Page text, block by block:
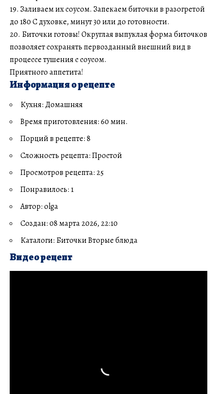
19. Заливаем их соусом. Запекаем биточки в разогретой
до 180 С духовке, минут 30 или до готовности.
20. Биточки готовы! Округлая выпуклая форма биточков
позволяет сохранять первозданный внешний вид в
процессе тушения с соусом.
Приятного аппетита!
Информация о рецепте
Кухня: Домашняя
Время приготовления: 60 мин.
Порций в рецепте: 8
Сложность рецепта: Простой
Просмотров рецепта: 25
Понравилось: 1
Автор: olga
Создан: 08 марта 2026, 22:10
Каталоги: Биточки Вторые блюда
Видео рецепт